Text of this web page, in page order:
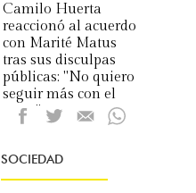
Camilo Huerta
reaccionó al acuerdo
con Marité Matus
tras sus disculpas
públicas: "No quiero
seguir más con el
tema"
SOCIEDAD